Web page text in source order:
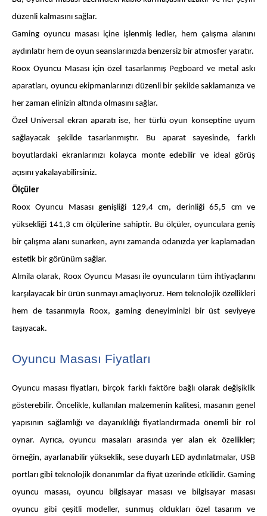
ne aramıştınız?
En çok ziyaret edilenler
beşik
çocuk odası
oyuncu sandalyesi
düzenli kalmasını sağlar.
Gaming oyuncu masası içine işlenmiş ledler, hem çalışma alanını
aydınlatır hem de oyun seanslarınızda benzersiz bir atmosfer yaratır.
Roox Oyuncu Masası için özel tasarlanmış Pegboard ve metal askı
aparatları, oyuncu ekipmanlarınızı düzenli bir şekilde saklamanıza ve
her zaman elinizin altında olmasını sağlar.
Özel Universal ekran aparatı ise, her türlü oyun konseptine uyum
sağlayacak şekilde tasarlanmıştır. Bu aparat sayesinde, farklı
boyutlardaki ekranlarınızı kolayca monte edebilir ve ideal görüş
açısını yakalayabilirsiniz.
Ölçüler
Roox Oyuncu Masası genişliği 129,4 cm, derinliği 65,5 cm ve
yüksekliği 141,3 cm ölçülerine sahiptir. Bu ölçüler, oyunculara geniş
bir çalışma alanı sunarken, aynı zamanda odanızda yer kaplamadan
estetik bir görünüm sağlar.
Almila olarak, Roox Oyuncu Masası ile oyuncuların tüm ihtiyaçlarını
karşılayacak bir ürün sunmayı amaçlıyoruz. Hem teknolojik özellikleri
hem de tasarımıyla Roox, gaming deneyiminizi bir üst seviyeye
taşıyacak.
Oyuncu Masası Fiyatları
Oyuncu masası fiyatları, birçok farklı faktöre bağlı olarak değişiklik
gösterebilir. Öncelikle, kullanılan malzemenin kalitesi, masanın genel
yapısının sağlamlığı ve dayanıklılığı fiyatlandırmada önemli bir rol
oynar. Ayrıca, oyuncu masaları arasında yer alan ek özellikler;
örneğin, ayarlanabilir yükseklik, sese duyarlı LED aydınlatmalar, USB
portları gibi teknolojik donanımlar da fiyat üzerinde etkilidir. Gaming
oyuncu masası, oyuncu bilgisayar masası ve bilgisayar masası
oyuncu gibi çeşitli modeller, sunmuş oldukları özel tasarım ve